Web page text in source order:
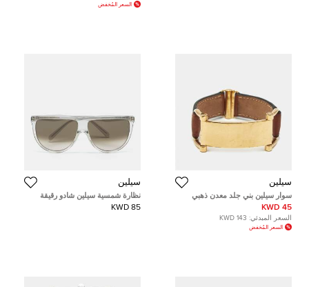
السعر المُخفض
سيلين
سوار سيلين بني جلد معدن ذهبي
اللون
45 KWD
السعر المبدئي: 143 KWD
السعر المُخفض
سيلين
نظارة شمسية سيلين شادو رقيقة
متدرجة رمادية CL41435/S كبيرة
85 KWD